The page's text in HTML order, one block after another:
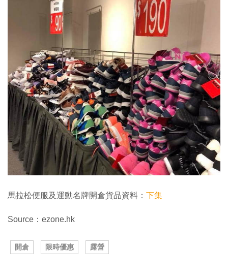
馬拉松便服及運動名牌開倉貨品資料： 下集
Source：ezone.hk
開倉 限時優惠 露營